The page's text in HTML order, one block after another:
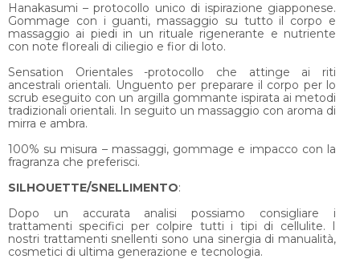
Hanakasumi – protocollo unico di ispirazione giapponese.
Gommage con i guanti, massaggio su tutto il corpo e
massaggio ai piedi in un rituale rigenerante e nutriente
con note floreali di ciliegio e fior di loto.
Sensation Orientales -protocollo che attinge ai riti
ancestrali orientali. Unguento per preparare il corpo per lo
scrub eseguito con un argilla gommante ispirata ai metodi
tradizionali orientali. In seguito un massaggio con aroma di
mirra e ambra.
100% su misura – massaggi, gommage e impacco con la
fragranza che preferisci.
SILHOUETTE/SNELLIMENTO:
Dopo un accurata analisi possiamo consigliare i
trattamenti specifici per colpire tutti i tipi di cellulite. I
nostri trattamenti snellenti sono una sinergia di manualità,
cosmetici di ultima generazione e tecnologia.